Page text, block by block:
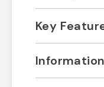
Key